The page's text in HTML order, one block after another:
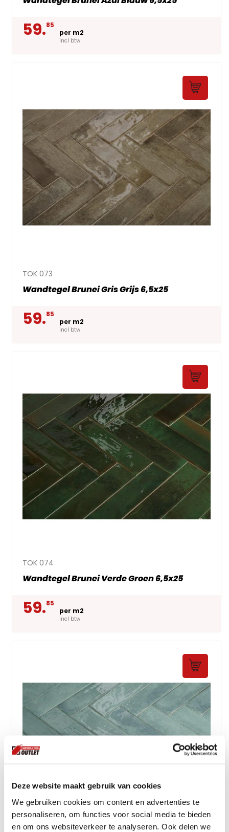
Deze website maakt gebruik van cookies
We gebruiken cookies om content en advertenties te
personaliseren, om functies voor social media te bieden
en om ons websiteverkeer te analyseren. Ook delen we
59.85
per m2
incl btw
TOK 073
Wandtegel Brunei Gris Grijs 6,5x25
59.85
per m2
incl btw
TOK 074
Wandtegel Brunei Verde Groen 6,5x25
59.85
per m2
incl btw